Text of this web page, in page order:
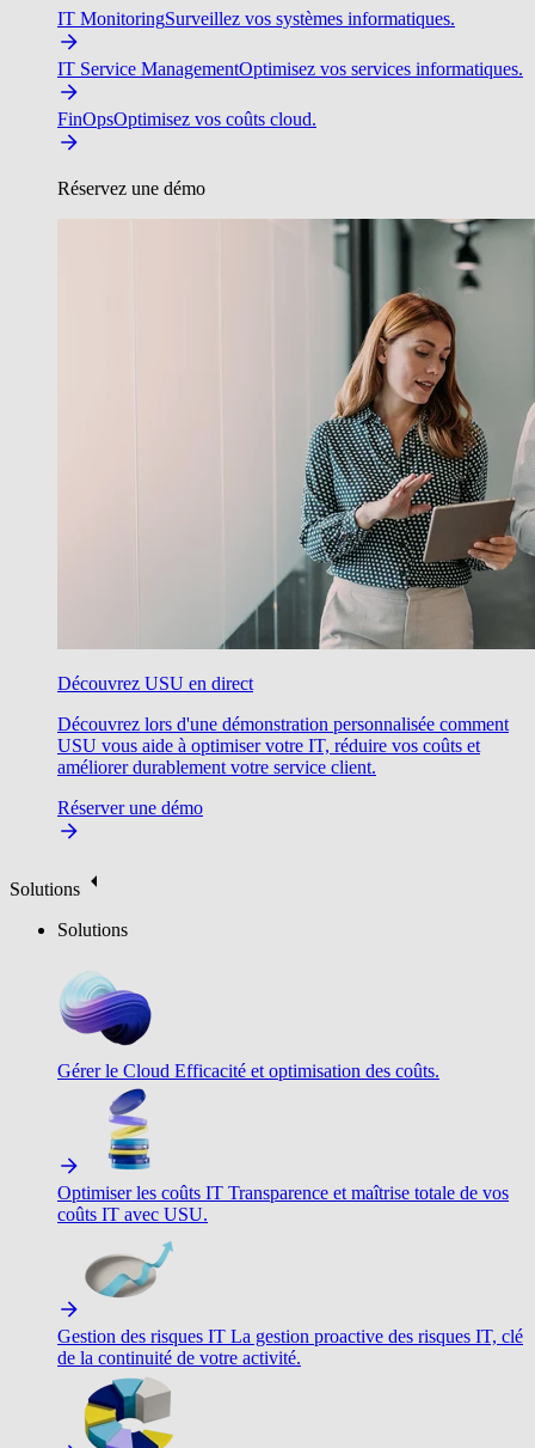
IT MonitoringSurveillez vos systèmes informatiques.
IT Service ManagementOptimisez vos services informatiques.
FinOpsOptimisez vos coûts cloud.
Réservez une démo
Découvrez USU en direct
Découvrez lors d'une démonstration personnalisée comment
USU vous aide à optimiser votre IT, réduire vos coûts et
améliorer durablement votre service client.
Réserver une démo
Solutions
Solutions
Gérer le Cloud Efficacité et optimisation des coûts.
Optimiser les coûts IT Transparence et maîtrise totale de vos
coûts IT avec USU.
Gestion des risques IT La gestion proactive des risques IT, clé
de la continuité de votre activité.